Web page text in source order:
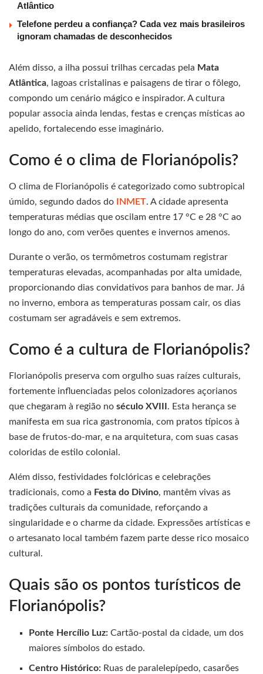
Atlântico
Telefone perdeu a confiança? Cada vez mais brasileiros
ignoram chamadas de desconhecidos
Além disso, a ilha possui trilhas cercadas pela Mata
Atlântica, lagoas cristalinas e paisagens de tirar o fôlego,
compondo um cenário mágico e inspirador. A cultura
popular associa ainda lendas, festas e crenças místicas ao
apelido, fortalecendo esse imaginário.
Como é o clima de Florianópolis?
O clima de Florianópolis é categorizado como subtropical
úmido, segundo dados do
INMET. A cidade apresenta
temperaturas médias que oscilam entre 17 °C e 28 °C ao
longo do ano, com verões quentes e invernos amenos.
Durante o verão, os termômetros costumam registrar
temperaturas elevadas, acompanhadas por alta umidade,
proporcionando dias convidativos para banhos de mar. Já
no inverno, embora as temperaturas possam cair, os dias
costumam ser agradáveis e sem extremos.
Como é a cultura de Florianópolis?
Florianópolis preserva com orgulho suas raízes culturais,
fortemente influenciadas pelos colonizadores açorianos
que chegaram à região no século XVIII . Esta herança se
manifesta em sua rica gastronomia, com pratos típicos à
base de frutos-do-mar, e na arquitetura, com suas casas
coloridas de estilo colonial.
Além disso, festividades folclóricas e celebrações
tradicionais, como a Festa do Divino, mantêm vivas as
tradições culturais da comunidade, reforçando a
singularidade e o charme da cidade. Expressões artísticas e
o artesanato local também fazem parte desse rico mosaico
cultural.
Quais são os pontos turísticos de
Florianópolis?
Ponte Hercílio Luz: Cartão-postal da cidade, um dos
maiores símbolos do estado.
Centro Histórico: Ruas de paralelepípedo, casarões